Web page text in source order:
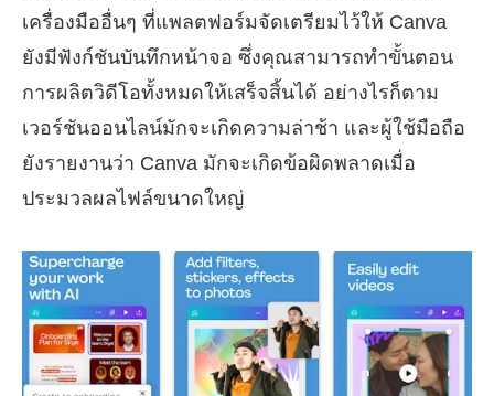
เครื่องมืออื่นๆ ที่แพลตฟอร์มจัดเตรียมไว้ให้ Canva
ยังมีฟังก์ชันบันทึกหน้าจอ ซึ่งคุณสามารถทำขั้นตอน
การผลิตวิดีโอทั้งหมดให้เสร็จสิ้นได้ อย่างไรก็ตาม
เวอร์ชันออนไลน์มักจะเกิดความล่าช้า และผู้ใช้มือถือ
ยังรายงานว่า Canva มักจะเกิดข้อผิดพลาดเมื่อ
ประมวลผลไฟล์ขนาดใหญ่